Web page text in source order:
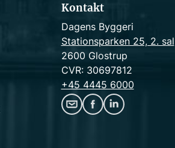
Kontakt
Dagens Byggeri
Stationsparken 25, 2. sal
2600 Glostrup
CVR: 30697812
+45 4445 6000